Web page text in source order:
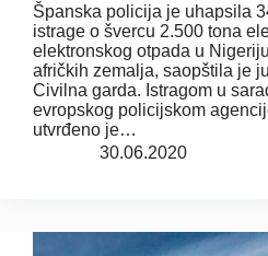
Španska policija je uhapsila
istrage o švercu 2.500 tona
elektronskog otpada u
afričkih zemalja, saopštila je
Civilna garda. Istragom u
evropskog policijskom
utvrđeno je…
30.06.2020